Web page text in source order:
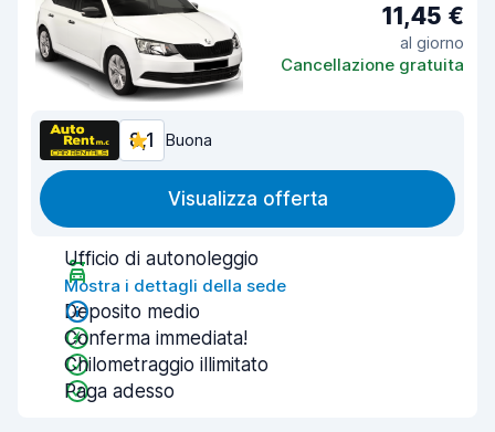
11,45 €
al giorno
Cancellazione gratuita
8,1 Buona
Visualizza offerta
Ufficio di autonoleggio
Mostra i dettagli della sede
Deposito medio
Conferma immediata!
Chilometraggio illimitato
Paga adesso